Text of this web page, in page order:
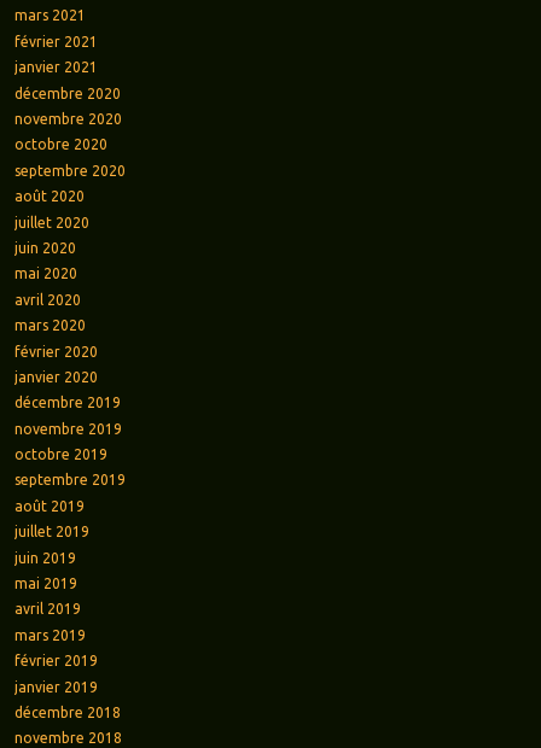
mars 2021
février 2021
janvier 2021
décembre 2020
novembre 2020
octobre 2020
septembre 2020
août 2020
juillet 2020
juin 2020
mai 2020
avril 2020
mars 2020
février 2020
janvier 2020
décembre 2019
novembre 2019
octobre 2019
septembre 2019
août 2019
juillet 2019
juin 2019
mai 2019
avril 2019
mars 2019
février 2019
janvier 2019
décembre 2018
novembre 2018